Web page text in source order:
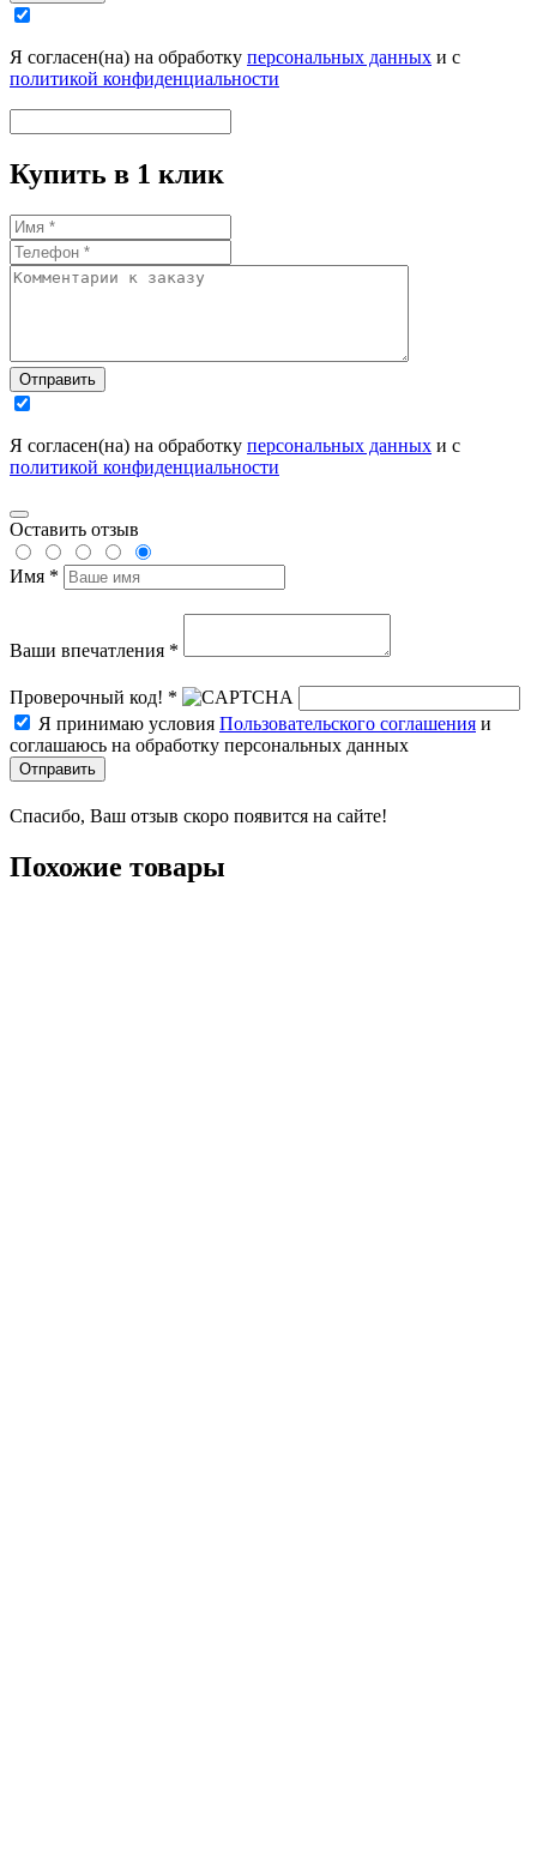
Я согласен(на) на обработку персональных данных и с
политикой конфиденциальности
Купить в 1 клик
Отправить
Я согласен(на) на обработку персональных данных и с
политикой конфиденциальности
Оставить отзыв
Имя *
Ваши впечатления *
Проверочный код! *
Я принимаю условия Пользовательского соглашения и
соглашаюсь на обработку персональных данных
Отправить
Спасибо, Ваш отзыв скоро появится на сайте!
Похожие товары